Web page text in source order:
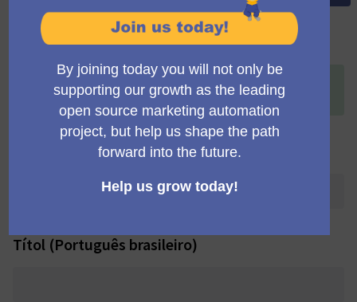
Títol (English)
Mid-Q2 2025 Council Meeting (8:00 UTC / 10:00 CEST /
13:30 IST)
Títol (Deutsch)
Títol (Português brasileiro)